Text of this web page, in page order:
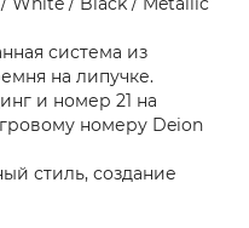
система из
на липучке.
и номер 21 на
номеру Deion
стиль, создание